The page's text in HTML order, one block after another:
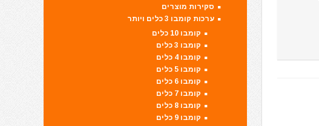
סקירות מוצרים
ערכות קומבו 3 כלים ויותר
קומבו 10 כלים
קומבו 3 כלים
קומבו 4 כלים
קומבו 5 כלים
קומבו 6 כלים
קומבו 7 כלים
קומבו 8 כלים
קומבו 9 כלים